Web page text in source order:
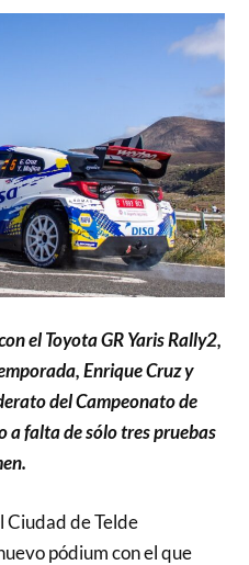
el Toyota GR Yaris Rally2,
Enrique Cruz y
del Campeonato de
a falta de sólo tres pruebas
de Telde
pódium con el que